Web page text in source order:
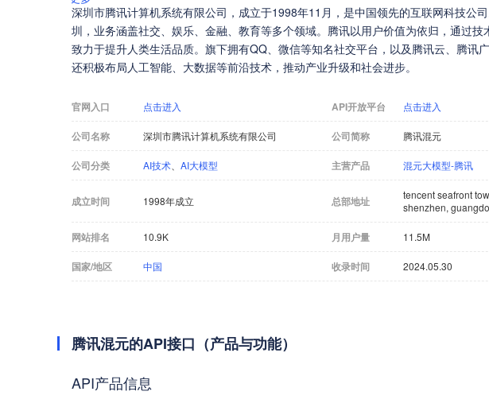
深圳市腾讯计算机系统有限公司，成立于1998年11月，是中国领先的互联网科技公
圳，业务涵盖社交、娱乐、金融、教育等多个领域。腾讯以用户价值为依归，通过技
致力于提升人类生活品质。旗下拥有QQ、微信等知名社交平台，以及腾讯云、腾讯
还积极布局人工智能、大数据等前沿技术，推动产业升级和社会进步。
官网入口 点击进入 API开放平台 点击进入
公司名称 深圳市腾讯计算机系统有限公司 公司简称 腾讯混元
公司分类 AI技术 AI大模型 主营产品 混元大模型-腾讯
成立时间 1998年成立 总部地址
tencent seafront
shenzhen,
网站排名 10.9K 月用户量 11.5M
国家/地区 中国 收录时间 2024.05.30
腾讯混元的API接口（产品与功能）
API产品信息